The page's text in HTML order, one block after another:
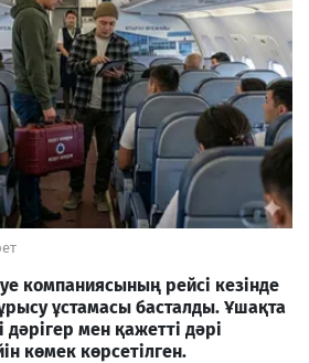
компаниясының рейсі кезінде
ұстамасы басталды. Ұшақта
дәрігер мен қажетті дәрі
көмек көрсетілген.